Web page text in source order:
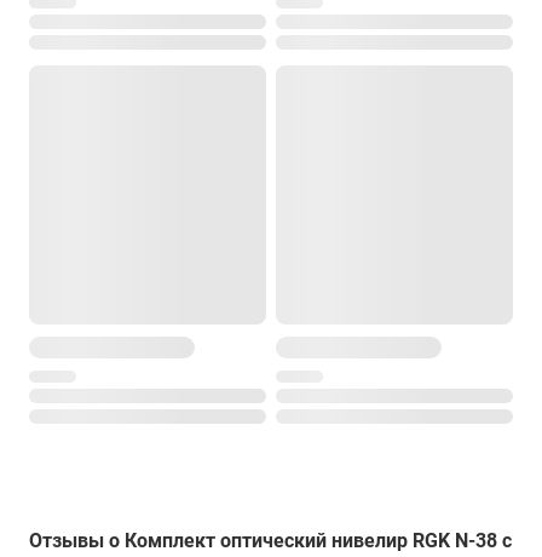
Рейка нивелирная AMO S4
Отзывы о Комплект оптический нивелир RGK N-38 с